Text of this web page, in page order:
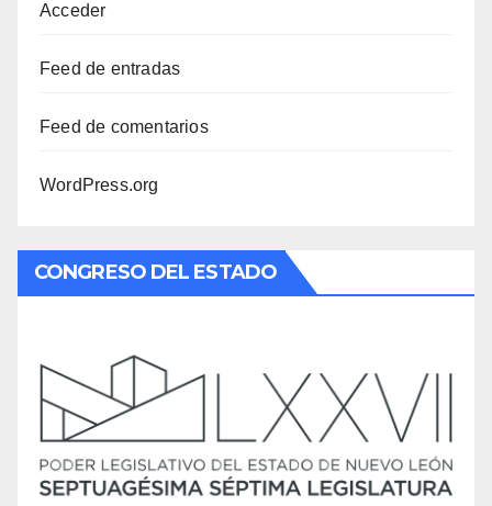
Acceder
Feed de entradas
Feed de comentarios
WordPress.org
CONGRESO DEL ESTADO